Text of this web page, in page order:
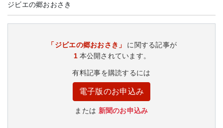
ジビエの郷おおさき
「ジビエの郷おおさき」
に関する記事が
1 本公開されています。
有料記事を購読するには
電子版のお申込み
または 新聞のお申込み